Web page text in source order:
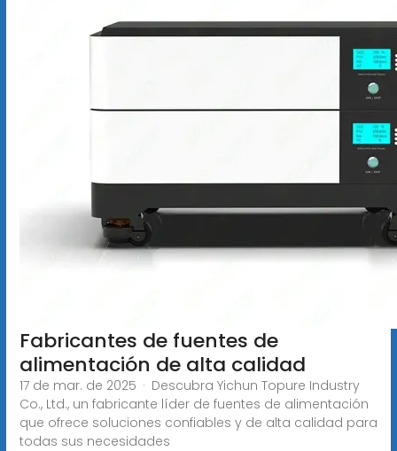
Fabricantes de fuentes de
alimentación de alta calidad
17 de mar. de 2025 · Descubra Yichun Topure Industry
Co., Ltd., un fabricante líder de fuentes de alimentación
que ofrece soluciones confiables y de alta calidad para
todas sus necesidades